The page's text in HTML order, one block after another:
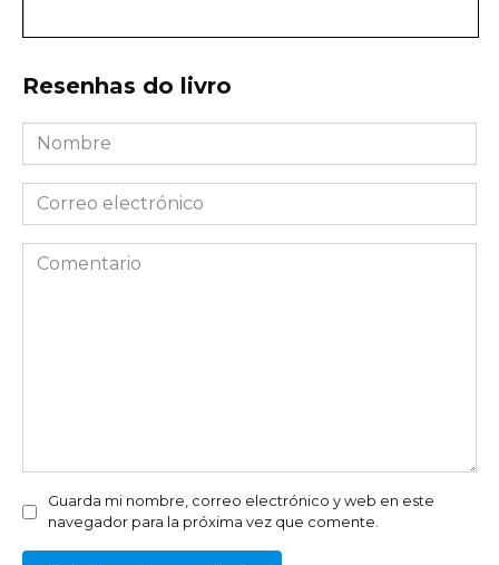
Resenhas do livro
Nombre
*
Correo
electrónico
*Comentario
Guarda mi nombre, correo electrónico y web en este
navegador para la próxima vez que comente.